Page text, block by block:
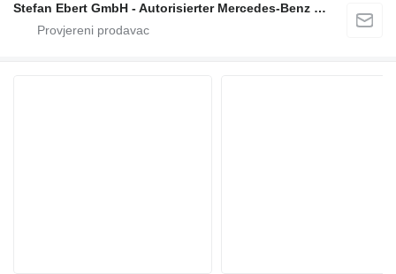
Stefan Ebert GmbH - Autorisierter Mercedes-Benz Servicepartner